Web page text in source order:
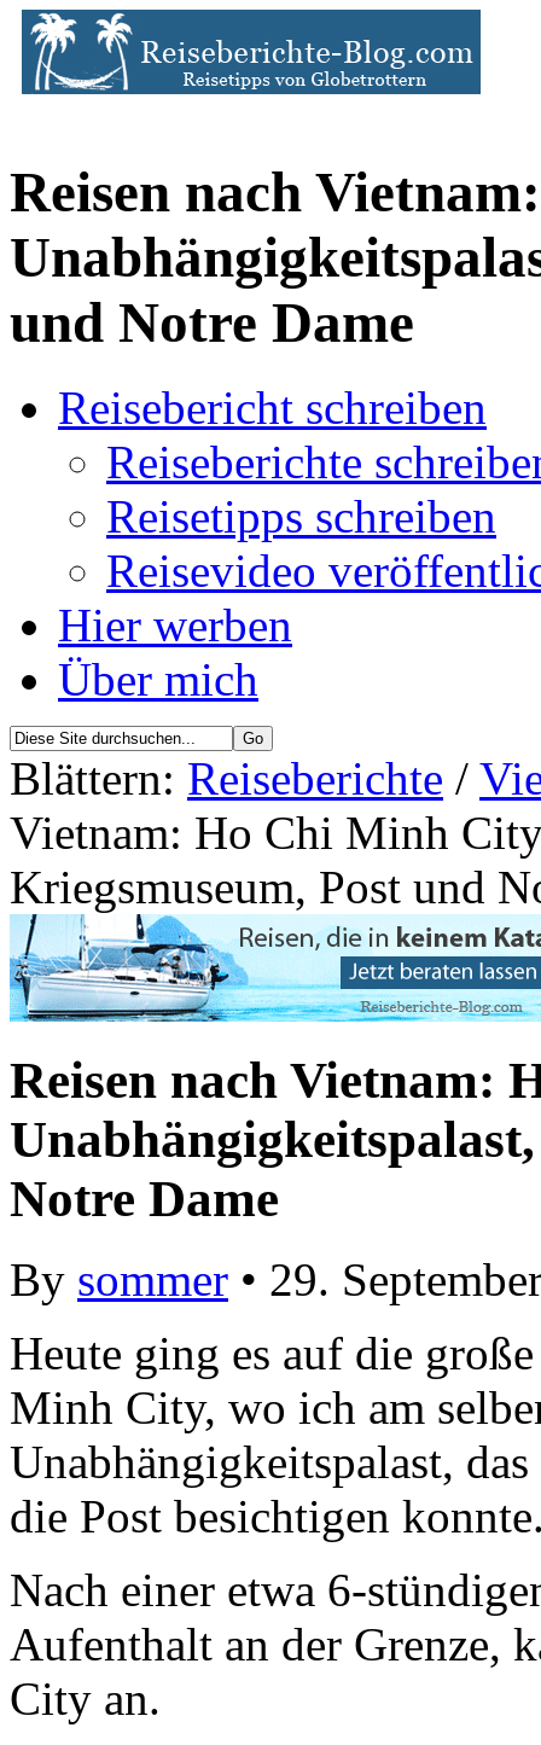
Reisen nach
und Notre Dame
Reisebericht schreiben
Reiseberichte
Reisetipps schreiben
Reisevideo
Hier werben
Über mich
Blättern: Reiseberichte /
Vietnam: Ho Chi Minh
Kriegsmuseum, Post und
Reisen nach Vietnam:
Notre Dame
By sommer • 29.
Heute ging es auf die
Minh City, wo ich am
Unabhängigkeitspalast,
die Post besichtigen
Nach einer etwa 6-
Aufenthalt an der Grenze,
City an.